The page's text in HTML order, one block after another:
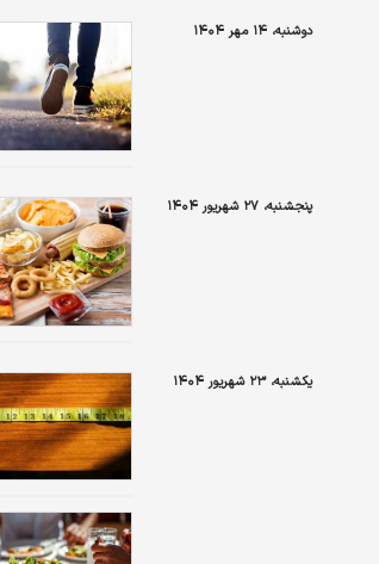
دوشنبه، ۱۴ مهر ۱۴۰۴
پنجشنبه، ۲۷ شهریور ۱۴۰۴
یکشنبه، ۲۳ شهریور ۱۴۰۴